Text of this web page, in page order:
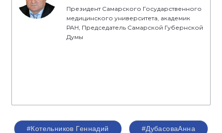
Президент Самарского Государственного
медицинского университета, академик
РАН, Председатель Самарской Губернской
Думы
#Котельников Геннадий #ДубасоваАнна